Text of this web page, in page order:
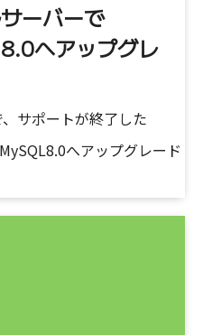
ーバーで
へアップグレ
サポートが終了した
へアップグレード